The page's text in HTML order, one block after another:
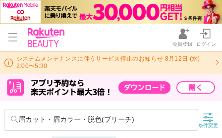
会員登録 ログイン
システムメンテナンスに伴うサービス停止のお知らせ 8月12日 (水)
2:00〜5:30
眉カット・眉カラー・脱色(ブリーチ)
条件変更